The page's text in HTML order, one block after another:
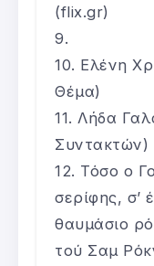
(flix.gr)
Ελένη
Θέμα)
Λήδα
Συντακτών)
Τόσο ο
σερίφης, σ’
θαυμάσιο
τού Σαμ